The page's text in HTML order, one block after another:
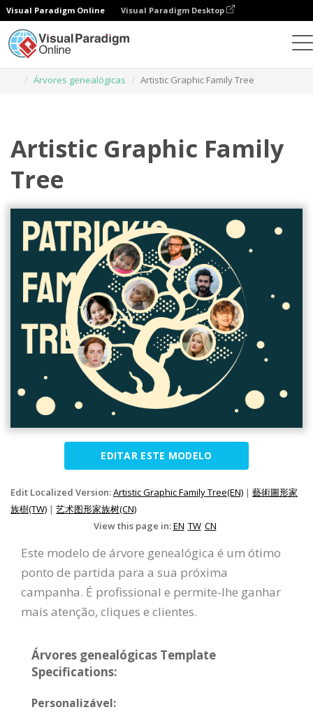
Visual Paradigm Online Visual Paradigm Desktop
Árvores genealógicas
Artistic Graphic Family Tree
Artistic Graphic Family
Tree
EDITAR ESTE MODELO
Edit Localized Version:Artistic Graphic Family Tree(EN) | 藝術圖形家
族樹(TW) | 艺术图形家族树(CN)
View this page in:EN TW CN
Este modelo de árvore genealógica é um ótimo
ponto de partida para a sua próxima
campanha. É profissional e permite-lhe ganhar
mais atenção, cliques e clientes.
Árvores genealógicas Template
Specifications:
Personalizável: